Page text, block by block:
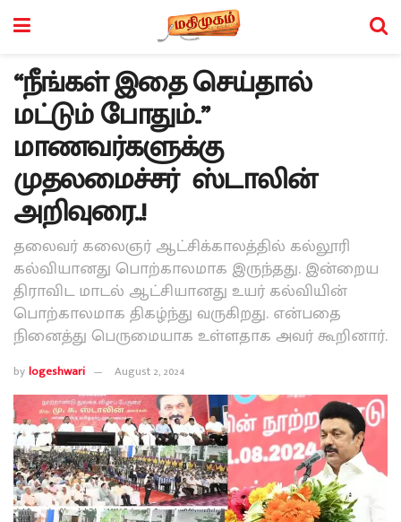
“நீங்கள் இதை செய்தால்
மட்டும் போதும்..”
மாணவர்களுக்கு
முதலமைச்சர் ஸ்டாலின்
அறிவுரை..!
தலைவர் கலைஞர் ஆட்சிக்காலத்தில் கல்லூரி
கல்வியானது பொற்காலமாக இருந்தது. இன்றைய
திராவிட மாடல் ஆட்சியானது உயர் கல்வியின்
பொற்காலமாக திகழ்ந்து வருகிறது. என்பதை
நினைத்து பெருமையாக உள்ளதாக அவர் கூறினார்.
bylogeshwari August 2, 2024